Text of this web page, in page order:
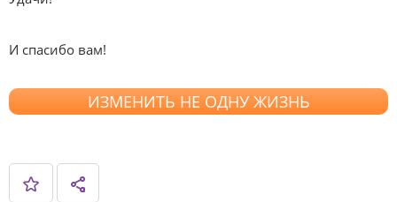
И спасибо вам!
ИЗМЕНИТЬ НЕ ОДНУ ЖИЗНЬ